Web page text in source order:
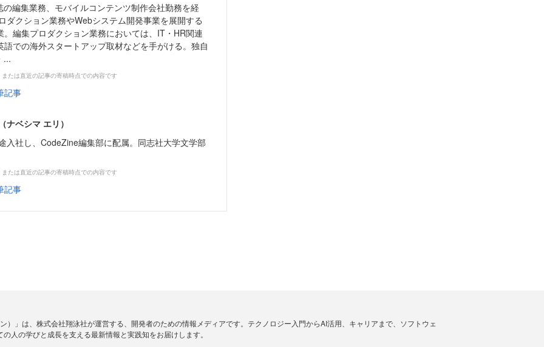
編集業務、モバイルコンテンツ制作会社勤務を経
ダクション業務やWebシステム開発事業を展開する
。編集プロダクション業務においては、IT・HR関連
での海外スタートアップ取材などを手がける。独自
...
たは直近の記事の寄稿時点での内容です
記事
ナベシマ エリ）
入社し、CodeZine編集部に配属。同志社大学文学部
たは直近の記事の寄稿時点での内容です
記事
）」は、株式会社翔泳社が運営する、開発者のための情報メディアです。テクノロジー入門からAI活用、キャリアまで、ソフトウェ
人の学びと成長を支える最新情報と実践知をお届けします。